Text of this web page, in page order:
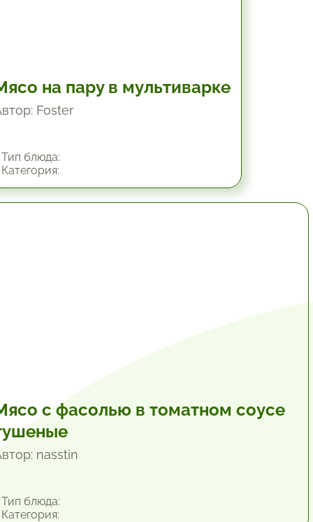
на пару в мультиварке
Foster
блюда:
с фасолью в томатном соусе
nasstin
блюда: